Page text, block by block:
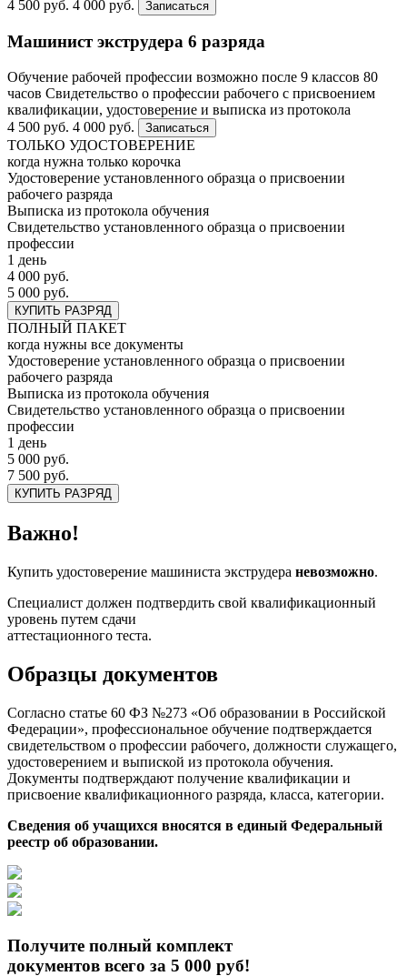
4 500 руб. 4 000 руб. Записаться
Машинист экструдера 6 разряда
Обучение рабочей профессии возможно после 9 классов 80
часов Свидетельство о профессии рабочего с присвоением
квалификации, удостоверение и выписка из протокола
4 500 руб. 4 000 руб. Записаться
ТОЛЬКО УДОСТОВЕРЕНИЕ
когда нужна только корочка
Удостоверение установленного образца о присвоении
рабочего разряда
Выписка из протокола обучения
Свидетельство установленного образца о присвоении
профессии
1 день
4 000 руб.
5 000 руб.
КУПИТЬ РАЗРЯД
ПОЛНЫЙ ПАКЕТ
когда нужны все документы
Удостоверение установленного образца о присвоении
рабочего разряда
Выписка из протокола обучения
Свидетельство установленного образца о присвоении
профессии
1 день
5 000 руб.
7 500 руб.
КУПИТЬ РАЗРЯД
Важно!
Купить удостоверение машиниста экструдера невозможно.
Специалист должен подтвердить свой квалификационный
уровень путем сдачи
аттестационного теста.
Образцы документов
Согласно статье 60 ФЗ №273 «Об образовании в Российской
Федерации», профессиональное обучение подтверждается
свидетельством о профессии рабочего, должности служащего,
удостоверением и выпиской из протокола обучения.
Документы подтверждают получение квалификации и
присвоение квалификационного разряда, класса, категории.
Сведения об учащихся вносятся в единый Федеральный
реестр об образовании.
Получите полный комплект
документов всего за 5 000 руб!